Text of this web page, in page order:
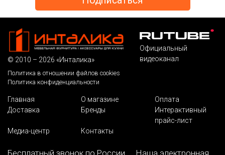
© 2010 – 2026 «Инталика»
Политика в отношении файлов cookies
Политика конфиденциальности
Официальный
видеоканал
Главная О магазине
Оплата
Доставка
Бренды
Интерактивный
прайс-лист
Медиа-центр
Контакты